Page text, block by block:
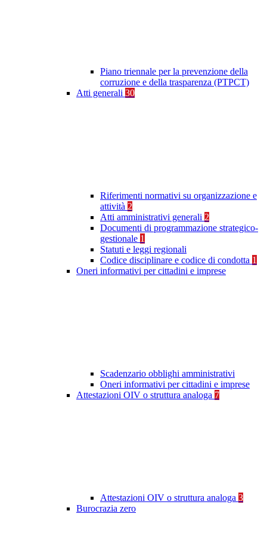
Piano triennale per la prevenzione della
corruzione e della trasparenza (PTPCT)
Atti generali 30
Riferimenti normativi su organizzazione e
attività 2
Atti amministrativi generali 2
Documenti di programmazione strategico-
gestionale 1
Statuti e leggi regionali
Codice disciplinare e codice di condotta 1
Oneri informativi per cittadini e imprese
Scadenzario obblighi amministrativi
Oneri informativi per cittadini e imprese
Attestazioni OIV o struttura analoga 7
Attestazioni OIV o struttura analoga 3
Burocrazia zero